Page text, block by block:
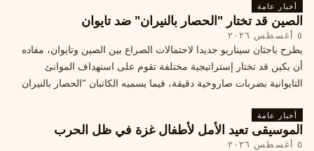
أخبار عامة
الصين قد تختار "الحصار بالنيران" ضد تايوان
٥ أغسطس ٢٠٢٦
يطرح باحثان سيناريو جديدا لاحتمالات الصراع بين الصين وتايوان، مفاده
أن بكين قد تختار إستراتيجية مختلفة تقوم على استهداف الموانئ
التايوانية بضربات صاروخية دقيقة، فيما يسميه الكاتبان "الحصار بالنيران
أخبار عامة
الموسيقى تعيد الأمل لأطفال غزة في ظل الحرب
٥ أغسطس ٢٠٢٦